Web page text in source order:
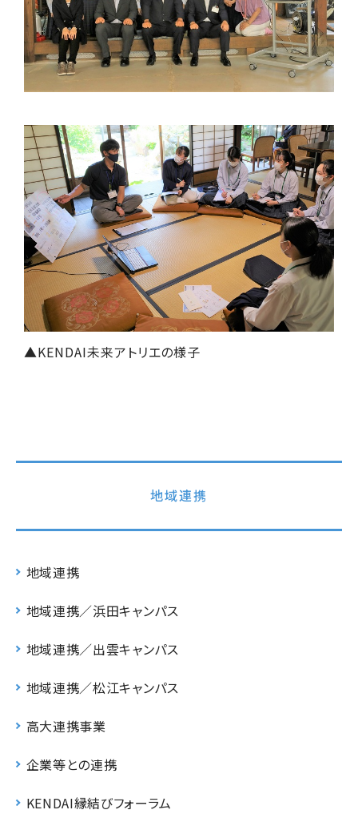
▲KENDAI未来アトリエの様子
地域連携
地域連携
地域連携／浜田キャンパス
地域連携／出雲キャンパス
地域連携／松江キャンパス
高大連携事業
企業等との連携
KENDAI縁結びフォーラム